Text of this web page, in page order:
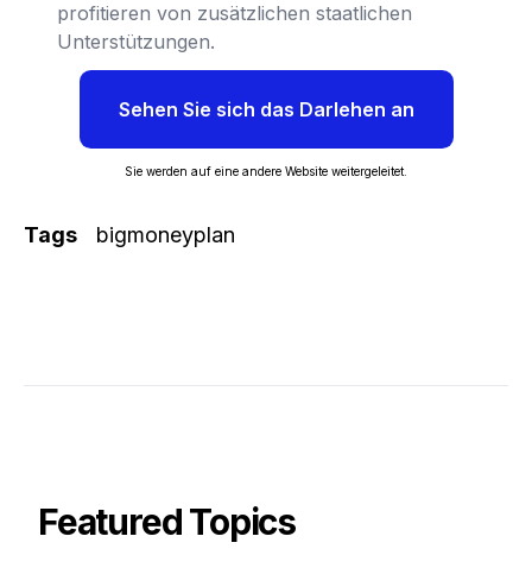
profitieren von zusätzlichen staatlichen
Unterstützungen.
Sehen Sie sich das Darlehen an
Sie werden auf eine andere Website weitergeleitet.
Tags bigmoneyplan
Featured Topics